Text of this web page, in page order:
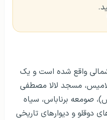
واقع شده است و یک
مسجد لالا مصطفی
صومعه برناباس، سیاه
دوقلو و دیوارهای تاریخی